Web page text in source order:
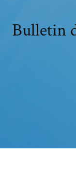
Bulletin